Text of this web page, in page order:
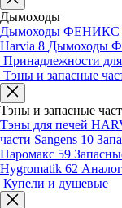
Дымоходы
Дымоходы ФЕНИКС
Harvia 8 Дымоходы
Принадлежности
Тэны и запасные
Тэны и запасные
Тэны для печей
части Sangens 10
Паромакс 59
Hygromatik 62
Купели и душевые